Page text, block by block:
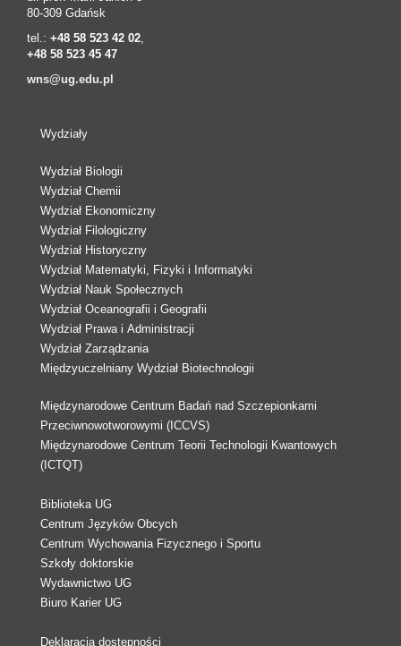
80-309 Gdańsk
tel.: +48 58 523 42 02
+48 58 523 45 47
wns@ug.edu.pl
Wydziały
Wydział Biologii
Wydział Chemii
Wydział Ekonomiczny
Wydział Filologiczny
Wydział Historyczny
Wydział Matematyki, Fizyki i Informatyki
Wydział Nauk Społecznych
Wydział Oceanografii i Geografii
Wydział Prawa i Administracji
Wydział Zarządzania
Międzyuczelniany Wydział Biotechnologii
Międzynarodowe Centrum Badań nad Szczepionkami
Przeciwnowotworowymi (ICCVS)
Międzynarodowe Centrum Teorii Technologii Kwantowych
(ICTQT)
Biblioteka UG
Centrum Języków Obcych
Centrum Wychowania Fizycznego i Sportu
Szkoły doktorskie
Wydawnictwo UG
Biuro Karier UG
Deklaracja dostępności